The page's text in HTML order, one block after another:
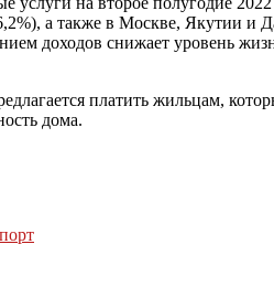
а также в Москве, Якутии и
доходов снижает уровень
платить жильцам,
дома.